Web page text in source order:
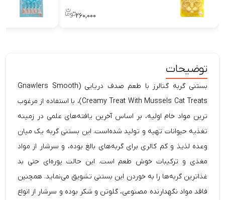
۲۶۰,۰۰۰
توضیحات
بستنی گربه گنالرز با طعم صدف دریایی (Gnawlers Smooth
Creamy Treat With Mussels Cat Treats)، با استفاده از مرغوب
ترین مواد خام اولیه، بر اساس آخرین یافته‌های علمی در زمینه
تغذیه حیوانات تهیه و تولید شده‌است. این بستنی گربه یک میان
وعده‌ لذیذ و کم کالری برای گربه‌های بالغ بوده، و سرشار از مواد
مغذی و ترکیبات خوش طعم است. این حالت پوره‌ای حتی بد
غذا‌ترین گربه‌ها را به خوردن این بستنی تشویق می‌نماید. همچنین
فاقد مواد نگهدارنده مصنوعی، گلوتن و شکر بوده و سرشار از انواع